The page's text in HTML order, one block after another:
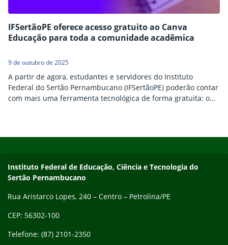
IFSertãoPE oferece acesso gratuito ao Canva
Educação para toda a comunidade acadêmica
9 de outubro de 2025
A partir de agora, estudantes e servidores do Instituto
Federal do Sertão Pernambucano (IFSertãoPE) poderão contar
com mais uma ferramenta tecnológica de forma gratuita: o
Endereço
Instituto Federal de Educação, Ciência e Tecnologia do
Sertão Pernambucano
Rua Aristarco Lopes, 240 – Centro – Petrolina/PE
CEP: 56302-100
Telefone: (87) 2101-2350